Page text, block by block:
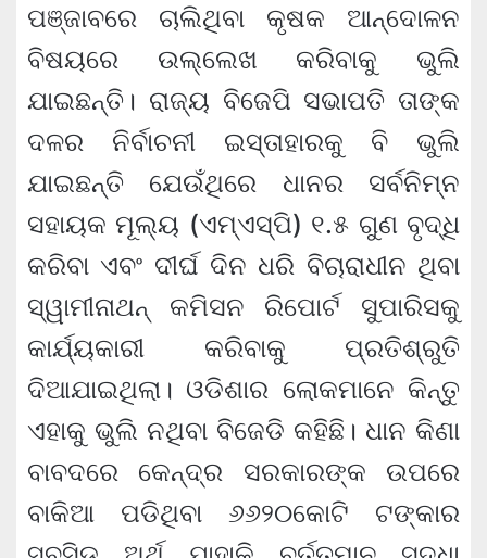
ପଞ୍ଜାବରେ ଚାଲିଥିବା କୃଷକ ଆନ୍ଦୋଳନ
ବିଷୟରେ ଉଲ୍ଲେଖ କରିବାକୁ ଭୁଲି
ଯାଇଛନ୍ତି। ରାଜ୍ୟ ବିଜେପି ସଭାପତି ତାଙ୍କ
ଦଳର ନିର୍ବାଚନୀ ଇସ୍ତାହାରକୁ ବି ଭୁଲି
ଯାଇଛନ୍ତି ଯେଉଁଥିରେ ଧାନର ସର୍ବନିମ୍ନ
ସହାୟକ ମୂଲ୍ୟ (ଏମ୍‍ଏସ୍‍ପି) ୧.୫ ଗୁଣ ବୃଦ୍ଧି
କରିବା ଏବଂ ଦୀର୍ଘ ଦିନ ଧରି ବିଚାରାଧୀନ ଥିବା
ସ୍ୱାମୀନାଥନ୍‌ କମିସନ ରିପୋର୍ଟ ସୁପାରିସକୁ
କାର୍ଯ୍ୟକାରୀ କରିବାକୁ ପ୍ରତିଶ୍ରୁତି
ଦିଆଯାଇଥିଲା। ଓଡିଶାର ଲୋକମାନେ କିନ୍ତୁ
ଏହାକୁ ଭୁଲି ନଥିବା ବିଜେଡି କହିଛି। ଧାନ କିଣା
ବାବଦରେ କେନ୍ଦ୍ର ସରକାରଙ୍କ ଉପରେ
ବାକିଆ ପଡିଥିବା ୬୬୨୦କୋଟି ଟଙ୍କାର